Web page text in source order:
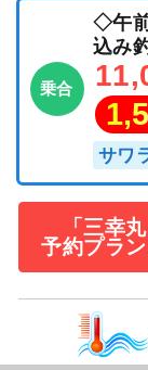
乗合
◇午
込み
サワ
「三幸
予約プラ